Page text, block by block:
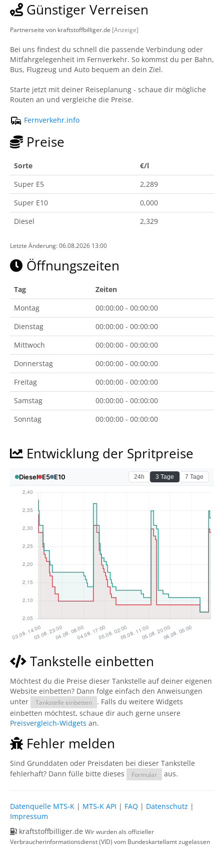
Günstiger Verreisen
Partnerseite von kraftstoffbilliger.de [Anzeige]
Bei uns findest du schnell die passende Verbindung oder
Mitfahrgelegenheit im Fernverkehr. So kommst du per Bahn,
Bus, Flugzeug und Auto bequem an dein Ziel.
Starte jetzt mit deiner Reiseplanung - schaue dir mögliche
Routen an und vergleiche die Preise.
Fernverkehr.info
Preise
Sorte
€/l
Super E5
2,289
Super E10
0,000
Diesel
2,329
Letzte Änderung: 06.08.2026 13:00
Öffnungszeiten
Tag
Zeiten
Montag
00:00:00 - 00:00:00
Dienstag
00:00:00 - 00:00:00
Mittwoch
00:00:00 - 00:00:00
Donnerstag
00:00:00 - 00:00:00
Freitag
00:00:00 - 00:00:00
Samstag
00:00:00 - 00:00:00
Sonntag
00:00:00 - 00:00:00
Entwicklung der Spritpreise
Tankstelle einbetten
Möchtest du die Preise dieser Tankstelle auf deiner eigenen
Website einbetten? Dann folge einfach den Anweisungen
unter
Tankstelle einbetten
. Falls du weitere Widgets
einbetten möchtest, schaue dir auch gerne unsere
Preisvergleich-Widgets an.
Fehler melden
Sind Grunddaten oder Preisdaten bei dieser Tankstelle
fehlerhaft? Dann fülle bitte dieses
Formular aus.
Datenquelle MTS-K | MTS-K API | FAQ | Datenschutz |
Impressum
kraftstoffbilliger.de Wir wurden als offizieller
Verbraucherinformationsdienst (VID) vom Bundeskartellamt zugelassen